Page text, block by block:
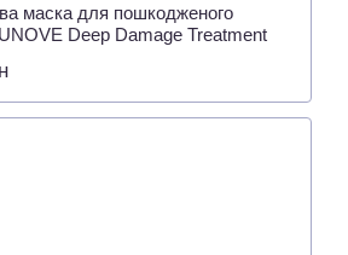
маска для пошкодженого
Deep Damage Treatment